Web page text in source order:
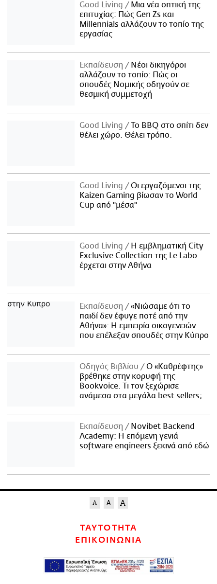
Good Living
Μια νέα οπτική της
επιτυχίας: Πώς Gen Zs και
Millennials αλλάζουν το τοπίο της
εργασίας
Εκπαίδευση
Νέοι δικηγόροι
αλλάζουν το τοπίο: Πώς οι
σπουδές Νομικής οδηγούν σε
θεσμική συμμετοχή
Good Living
Το BBQ στο σπίτι δεν
θέλει χώρο. Θέλει τρόπο.
Good Living
Οι εργαζόμενοι της
Kaizen Gaming βίωσαν το World
Cup από "μέσα"
Good Living
Η εμβληματική City
Exclusive Collection της Le Labo
έρχεται στην Αθήνα
Εκπαίδευση
«Νιώσαμε ότι το
παιδί δεν έφυγε ποτέ από την
Αθήνα»: Η εμπειρία οικογενειών
που επέλεξαν σπουδές στην Κύπρο
Οδηγός Βιβλίου
Ο «Καθρέφτης»
βρέθηκε στην κορυφή της
Bookvoice. Τι τον ξεχώρισε
ανάμεσα στα μεγάλα best sellers;
Εκπαίδευση
Novibet Backend
Academy: Η επόμενη γενιά
software engineers ξεκινά από εδώ
ΤΑΥΤΟΤΗΤΑ
ΕΠΙΚΟΙΝΩΝΙΑ